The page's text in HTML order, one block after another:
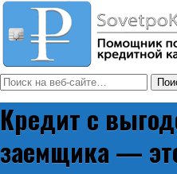
Кредит с
заемщика —